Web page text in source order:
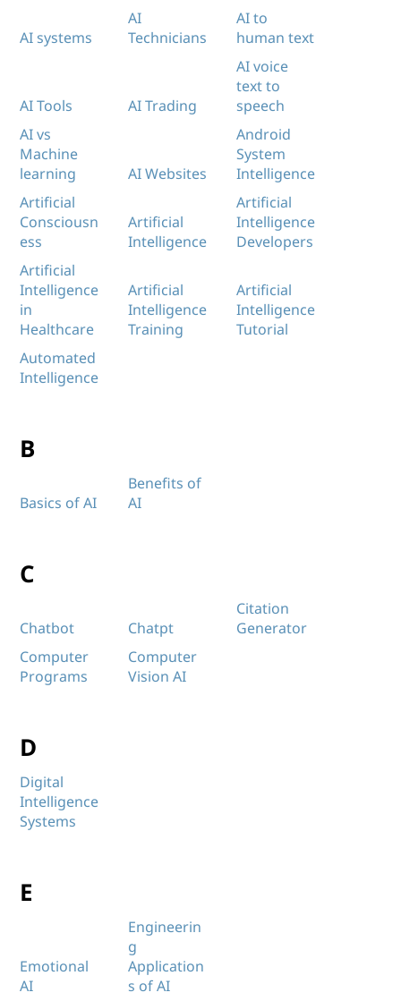
AI systems
AI
Technicians
AI to
human text
AI Tools AI Trading
AI voice
text to
speech
AI vs
Machine
learning
AI Websites
Android
System
Intelligence
Artificial
Consciousn
ess
Artificial
Intelligence
Artificial
Intelligence
Developers
Artificial
Intelligence
in
Healthcare
Artificial
Intelligence
Training
Artificial
Intelligence
Tutorial
Automated
Intelligence
B
Basics of AI
Benefits of
AI
C
Chatbot Chatpt
Citation
Generator
Computer
Programs
Computer
Vision AI
D
Digital
Intelligence
Systems
E
Emotional
AI
Engineerin
g
Application
s of AI